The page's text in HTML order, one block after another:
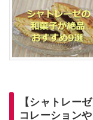
【シャトレー
コレーション